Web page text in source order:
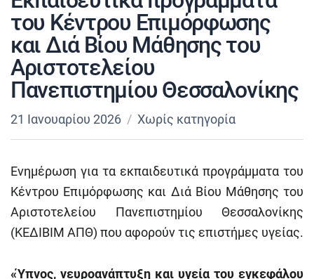
του Κέντρου Επιμόρφωσης
και Διά Βίου Μάθησης του
Αριστοτελείου
Πανεπιστημίου Θεσσαλονίκης
21 Ιανουαρίου 2026 Χωρίς κατηγορία
Ενημέρωση για τα εκπαιδευτικά προγράμματα του
Κέντρου Επιμόρφωσης και Διά Βίου Μάθησης του
Αριστοτελείου Πανεπιστημίου Θεσσαλονίκης
(ΚΕΔΙΒΙΜ ΑΠΘ) που αφορούν τις επιστήμες υγείας.
«Ύπνος, νευροανάπτυξη και υγεία του εγκεφάλου